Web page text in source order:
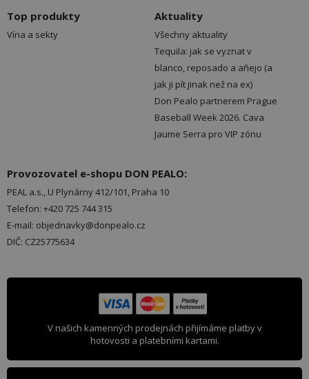
Top produkty
Vína a sekty
Aktuality
Všechny aktuality
Tequila: jak se vyznat v
blanco, reposado a añejo (a
jak ji pít jinak než na ex)
Don Pealo partnerem Prague
Baseball Week 2026. Cava
Jaume Serra pro VIP zónu
Provozovatel e-shopu DON PEALO:
PEAL a.s., U Plynárny 412/101, Praha 10
Telefon: +420 725 744 315
E-mail: objednavky@donpealo.cz
DIČ: CZ25775634
V našich kamenných prodejnách přijímáme platby v
hotovosti a platebními kartami.